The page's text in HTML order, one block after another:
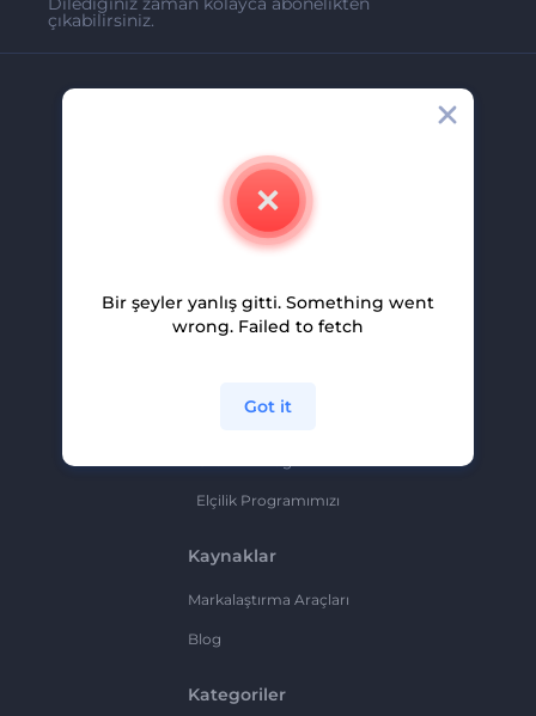
çıkabilirsiniz.
İletişim
Kariyer
Ortaklık Programı
Elçilik Programımızı
Kaynaklar
Markalaştırma Araçları
Blog
Kategoriler
Bir şeyler yanlış gitti. Something went
wrong. Failed to fetch
Got it